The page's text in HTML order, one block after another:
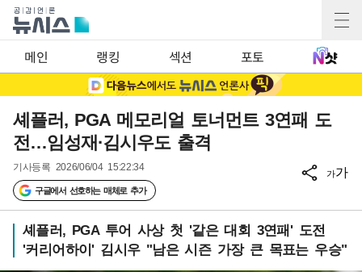
메인 랭킹 섹션 포토
셰플러, PGA 메모리얼 토너먼트 3연패 도
전…임성재·김시우도 출격
기사등록 2026/06/04 15:22:34
구글에서 선호하는 매체로 추가
가가
셰플러, PGA 투어 사상 첫 '같은 대회 3연패' 도전
'커리어하이' 김시우 "남은 시즌 가장 큰 목표는 우승"